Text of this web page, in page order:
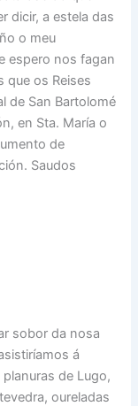
dicir, a estela das
o meu
espero nos fagan
que os Reises
de San Bartolomé
en Sta. María o
de
Saudos
sobor da nosa
á
de Lugo,
oureladas